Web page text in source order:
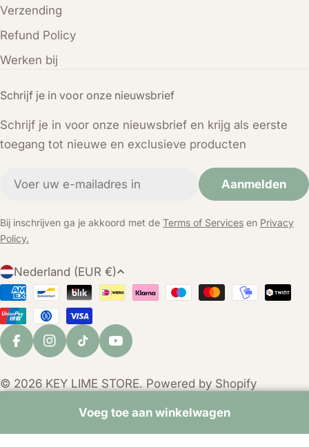
Schrijf je in voor onze nieuwsbrief
Schrijf je in voor onze nieuwsbrief en krijg als eerste
toegang tot nieuwe en exclusieve producten
Aanmelden
Bij inschrijven ga je akkoord met de Terms of Services en Privacy
Policy.
Verzending
Refund Policy
Werken bij
L
a
n
d
/
e
g
o
Nederland (EUR €)
Betaalmethoden
FacebookInstagram
TikTokYouTube
© 2026 KEY LIME STORE. Powered by Shopify
Voeg toe aan winkelwagen